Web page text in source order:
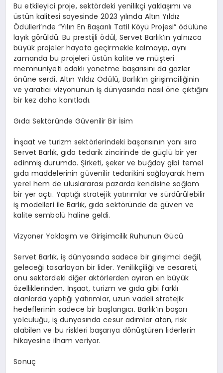
Bu etkileyici proje, sektördeki yenilikçi yaklaşımı ve
üstün kalitesi sayesinde 2023 yılında Altın Yıldız
Ödülleri’nde “Yılın En Başarılı Tatil Köyü Projesi” ödülüne
layık görüldü. Bu prestijli ödül, Servet Barlık’ın yalnızca
büyük projeler hayata geçirmekle kalmayıp, aynı
zamanda bu projeleri üstün kalite ve müşteri
memnuniyeti odaklı yönetme başarısını da gözler
önüne serdi. Altın Yıldız Ödülü, Barlık’ın girişimciliğinin
ve yaratıcı vizyonunun iş dünyasında nasıl öne çıktığını
bir kez daha kanıtladı.
Gıda Sektöründe Güvenilir Bir İsim
İnşaat ve turizm sektörlerindeki başarısının yanı sıra
Servet Barlık, gıda tedarik zincirinde de güçlü bir yer
edinmiş durumda. Şirketi, şeker ve buğday gibi temel
gıda maddelerinin güvenilir tedarikini sağlayarak hem
yerel hem de uluslararası pazarda kendisine sağlam
bir yer açtı. Yaptığı stratejik yatırımlar ve sürdürülebilir
iş modelleri ile Barlık, gıda sektöründe de güven ve
kalite sembolü haline geldi.
Vizyoner Yaklaşım ve Girişimcilik Ruhunun Gücü
Servet Barlık, iş dünyasında sadece bir girişimci değil,
geleceği tasarlayan bir lider. Yenilikçiliği ve cesareti,
onu sektördeki diğer aktörlerden ayıran en büyük
özelliklerinden. İnşaat, turizm ve gıda gibi farklı
alanlarda yaptığı yatırımlar, uzun vadeli stratejik
hedeflerinin sadece bir başlangıcı. Barlık’ın başarı
yolculuğu, iş dünyasında cesur adımlar atan, risk
alabilen ve bu riskleri başarıya dönüştüren liderlerin
hikayesine ilham veriyor.
Sonuç